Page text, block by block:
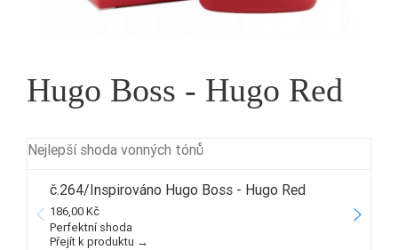
Hugo Boss - Hugo Red
Nejlepší shoda vonných tónů
č.264/Inspirováno Hugo Boss - Hugo Red
186,00 Kč
Perfektní shoda
Přejít k produktu →